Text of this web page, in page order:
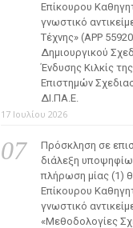
Επίκουρου
γνωστικό
Τέχνης» (ΑΡΡ
Δημιουργικού
Ένδυσης Κιλκίς
Επιστημών
ΔΙ.ΠΑ.Ε.
17 Ιουλίου 2026
Πρόσκληση σε
διάλεξη
πλήρωση μίας (1)
Επίκουρου
γνωστικό
«Μεθοδολογίες